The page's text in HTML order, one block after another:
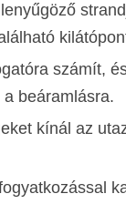
számít,
beáramlásra.
kínál az